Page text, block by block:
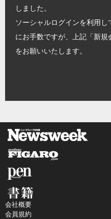
しました。
ソーシャルログインを利用
にお手数ですが、上記「新
をお願いいたします。
会社概要
会員規約